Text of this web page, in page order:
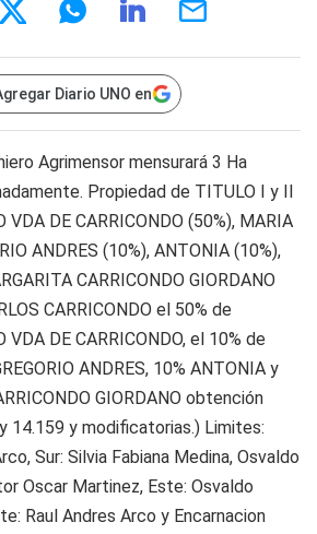
Diario UNO en
Agrimensor mensurará 3 Ha
Propiedad de TITULO I y II
VDA DE CARRICONDO (50%), MARIA
ANDRES (10%), ANTONIA (10%),
CARRICONDO GIORDANO
CARRICONDO el 50% de
VDA DE CARRICONDO, el 10% de
ANDRES, 10% ANTONIA y
GIORDANO obtención
14.159 y modificatorias.) Limites:
Sur: Silvia Fabiana Medina, Osvaldo
Oscar Martinez, Este: Osvaldo
Raul Andres Arco y Encarnacion